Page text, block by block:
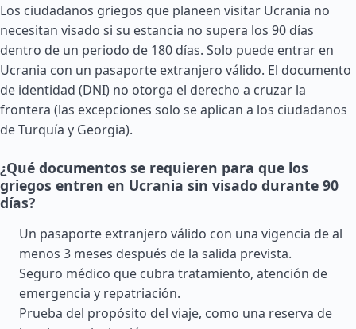
Los ciudadanos griegos que planeen visitar Ucrania no
necesitan visado si su estancia no supera los 90 días
dentro de un periodo de 180 días. Solo puede entrar en
Ucrania con un pasaporte extranjero válido. El documento
de identidad (DNI) no otorga el derecho a cruzar la
frontera (las excepciones solo se aplican a los ciudadanos
deTurquía y Georgia).
¿Qué documentos se requieren para que los
griegos entren en Ucrania sin visado durante 90
días?
Un pasaporte extranjero válido con una vigencia de al
menos 3 meses después de la salida prevista.
Seguro médico que cubra tratamiento, atención de
emergencia y repatriación.
Prueba del propósito del viaje, como una reserva de